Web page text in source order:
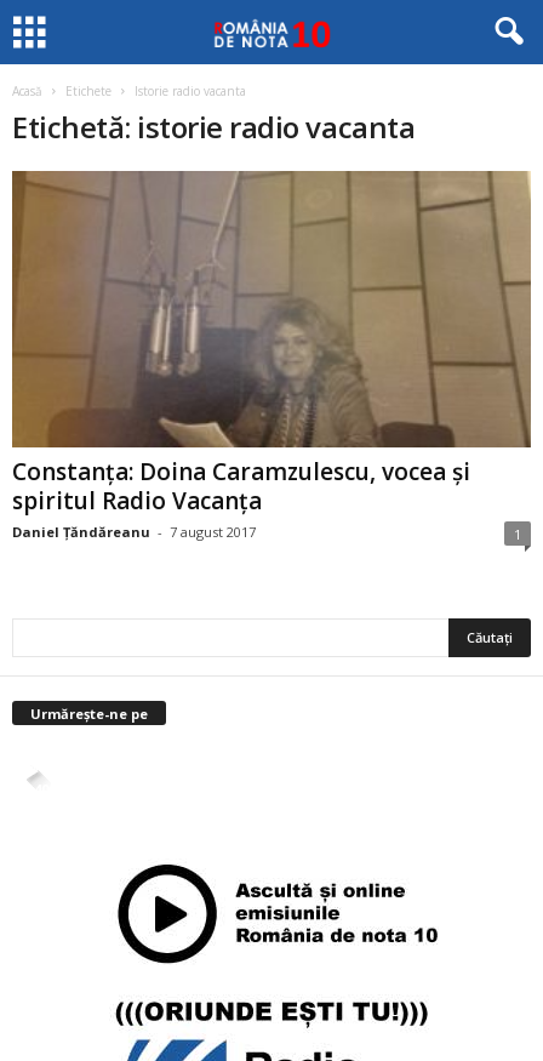
Acasă Etichete Istorie radio vacanta
Etichetă: istorie radio vacanta
Constanța: Doina Caramzulescu, vocea și
spiritul Radio Vacanța
Daniel Țăndăreanu - 7 august 2017 1
Urmărește-ne pe
4,400